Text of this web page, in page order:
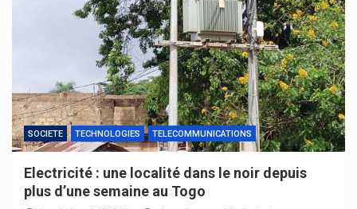
SOCIETE TECHNOLOGIES TELECOMMUNICATIONS
Electricité : une localité dans le noir depuis
plus d’une semaine au Togo